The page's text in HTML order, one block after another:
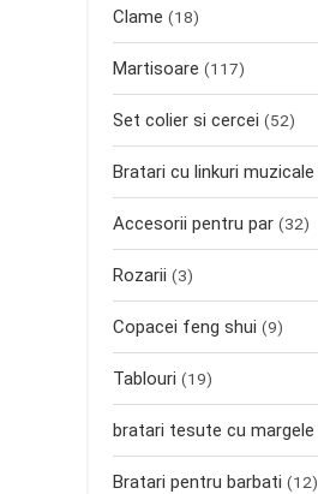
Clame (18)
Martisoare (117)
Set colier si cercei (52)
Bratari cu linkuri muzicale
Accesorii pentru par (32)
Rozarii (3)
Copacei feng shui (9)
Tablouri (19)
bratari tesute cu margele
Bratari pentru barbati (12)